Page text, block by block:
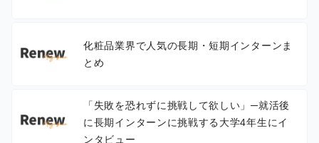
化粧品業界で人気の長期・短期インターンま
とめ
「失敗を恐れずに挑戦して欲しい」─就活後
に長期インターンに挑戦する大学4年生にイ
ンタビュー